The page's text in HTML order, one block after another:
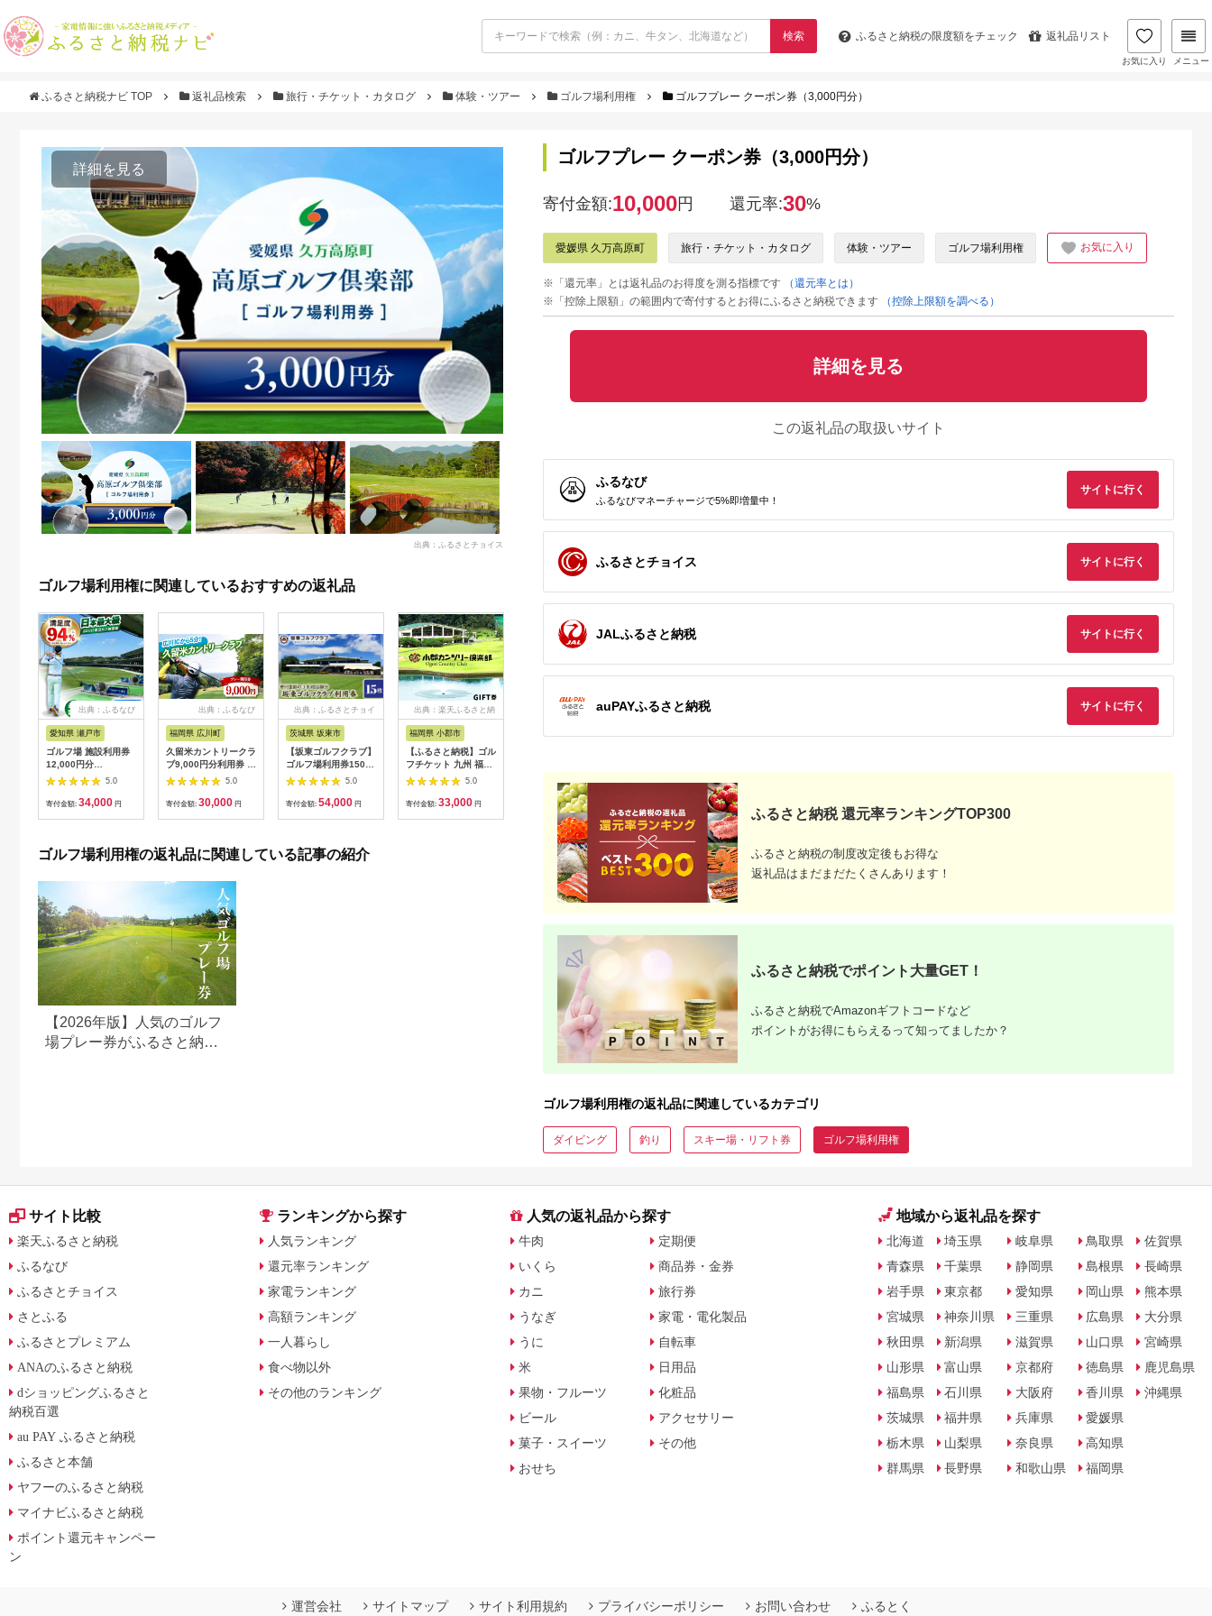
検索 ふるさと納税の限度額をチェック 返礼品リスト
お気に入り メニュー
ふるさと納税ナビ TOP 返礼品検索 旅行・チケット・カタログ 体験・ツアー ゴルフ場利用権 ゴルフプレー クーポン券（3,000円分）
詳細を見る
出典：ふるさとチョイス
ゴルフ場利用権に関連しているおすすめの返礼品
出典：ふるなび
愛知県 瀬戸市
ゴルフ場 施設利用券
12,000円分
[BBEC002]ゴルフ倶
楽部大樹 瀬戸店
5.0
寄付金額: 34,000 円
出典：ふるなび
福岡県 広川町
久留米カントリークラ
ブ9,000円分利用券 /
ゴルフ[AFAD007]
5.0
寄付金額: 30,000 円
出典：ふるさとチョイ
茨城県 坂東市
【坂東ゴルフクラブ】
ゴルフ場利用券15000
円分（寄付金額の3割
相当額分） ／ ゴルフ
プレー 都心から1時間
立地 ゴルフラウンド
アウトドア スポーツ
5.0
寄付金額: 54,000 円
出典：楽天ふるさと納
福岡県 小郡市
【ふるさと納税】ゴル
フチケット 九州 福岡
小郡カンツリー倶楽部
ギフト券 9枚 9000円
ゴルフ チケット 商品
5.0
寄付金額: 33,000 円
出典：ふるさとチョイ
5.0
10,000
出典：ふるなび
5.0
30,000円
プレー 優待券 利用券
出典：ふるさとチョイ
ゴルフ場利用権の返礼品に関連している記事の紹介
【2026年版】人気のゴルフ
場プレー券がふるさと納税
ゴルフプレー クーポン券（3,000円分）
寄付金額:10,000円 還元率:30%
愛媛県 久万高原町 旅行・チケット・カタログ 体験・ツアー ゴルフ場利用権 お気に入り
※「還元率」とは返礼品のお得度を測る指標です
（還元率とは）
※「控除上限額」の範囲内で寄付するとお得にふるさと納税できます
（控除上限額を調べる）
詳細を見る
この返礼品の取扱いサイト
ふるなび
ふるなびマネーチャージで5%即増量中！
サイトに行く
ふるさとチョイス サイトに行く
JALふるさと納税 サイトに行く
auPAYふるさと納税 サイトに行く
ふるさと納税 還元率ランキングTOP300
ふるさと納税の制度改定後もお得な
返礼品はまだまだたくさんあります！
ふるさと納税でポイント大量GET！
ふるさと納税でAmazonギフトコードなど
ポイントがお得にもらえるって知ってましたか？
ゴルフ場利用権の返礼品に関連しているカテゴリ
ダイビング 釣り スキー場・リフト券 ゴルフ場利用権
サイト比較
楽天ふるさと納税
ふるなび
ふるさとチョイス
さとふる
ふるさとプレミアム
ANAのふるさと納税
dショッピングふるさと
納税百選
au PAY ふるさと納税
ふるさと本舗
ヤフーのふるさと納税
マイナビふるさと納税
ポイント還元キャンペー
ン
ランキングから探す
人気ランキング
還元率ランキング
家電ランキング
高額ランキング
一人暮らし
食べ物以外
その他のランキング
人気の返礼品から探す
牛肉
いくら
カニ
うなぎ
うに
米
果物・フルーツ
ビール
菓子・スイーツ
おせち
定期便
商品券・金券
旅行券
家電・電化製品
自転車
日用品
化粧品
アクセサリー
その他
地域から返礼品を探す
北海道
青森県
岩手県
宮城県
秋田県
山形県
福島県
茨城県
栃木県
群馬県
埼玉県
千葉県
東京都
神奈川県
新潟県
富山県
石川県
福井県
山梨県
長野県
岐阜県
静岡県
愛知県
三重県
滋賀県
京都府
大阪府
兵庫県
奈良県
和歌山県
鳥取県
島根県
岡山県
広島県
山口県
徳島県
香川県
愛媛県
高知県
福岡県
佐賀県
長崎県
熊本県
大分県
宮崎県
鹿児島県
沖縄県
運営会社 サイトマップ サイト利用規約 プライバシーポリシー お問い合わせ ふるとく